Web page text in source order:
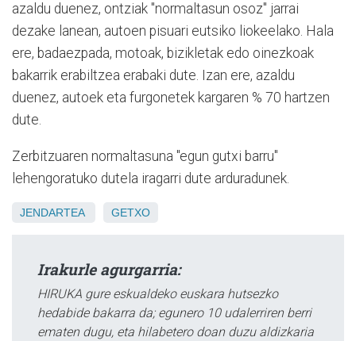
azaldu duenez, ontziak "normaltasun osoz" jarrai
dezake lanean, autoen pisuari eutsiko liokeelako. Hala
ere, badaezpada, motoak, bizikletak edo oinezkoak
bakarrik erabiltzea erabaki dute. Izan ere, azaldu
duenez, autoek eta furgonetek kargaren % 70 hartzen
dute.
Zerbitzuaren normaltasuna "egun gutxi barru"
lehengoratuko dutela iragarri dute arduradunek.
JENDARTEA GETXO
Irakurle agurgarria:
HIRUKA gure eskualdeko euskara hutsezko
hedabide bakarra da; egunero 10 udalerriren berri
ematen dugu, eta hilabetero doan duzu aldizkaria